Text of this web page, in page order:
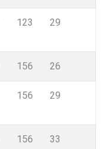
123 29
156 26
156 29
156 33